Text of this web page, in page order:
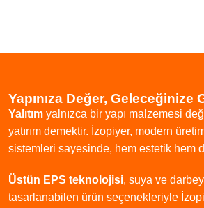
Yapınıza Değer, Geleceğinize
Yalıtım yalnızca bir yapı malzemesi
yatırım demektir. İzopiyer, modern
sistemleri sayesinde, hem estetik hem
Üstün EPS teknolojisi, suya ve
tasarlanabilen ürün seçenekleriyle